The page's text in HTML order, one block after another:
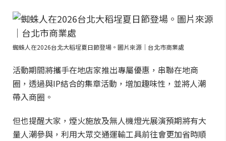
蜘蛛人在2026台北大稻埕夏日節登場。圖片來源｜台北市商業處
活動期間將攜手在地店家推出專屬優惠，串聯在地商
圈，透過與IP結合的集章活動，增加趣味性，並將人潮
帶入商圈。
但也提醒大家，煙火施放及無人機燈光展演預期將有大
量人潮參與，利用大眾交通運輸工具前往會更加省時順